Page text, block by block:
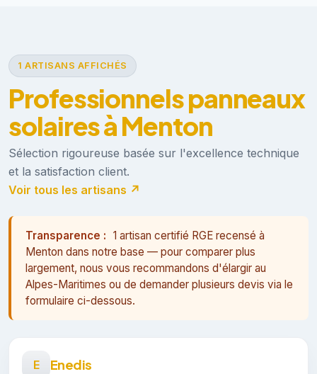
1 ARTISANS AFFICHÉS
Professionnels panneaux
solaires à Menton
Sélection rigoureuse basée sur l'excellence technique
et la satisfaction client.
Voir tous les artisans ↗
Transparence : 1 artisan certifié RGE recensé à
Menton dans notre base — pour comparer plus
largement, nous vous recommandons d'élargir au
Alpes-Maritimes ou de demander plusieurs devis via le
formulaire ci-dessous.
E Enedis